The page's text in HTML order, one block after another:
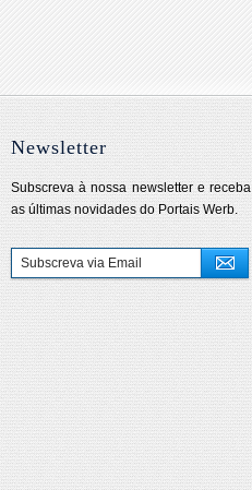
Newsletter
Subscreva à nossa newsletter e receba
as últimas novidades do Portais Werb.